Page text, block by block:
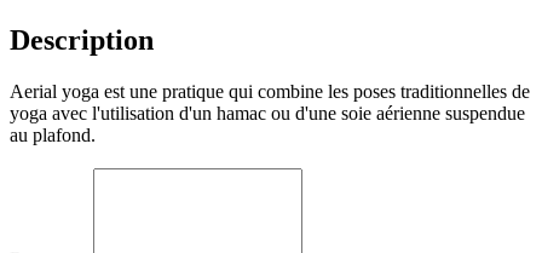
Description
Aerial yoga est une pratique qui combine les poses traditionnelles de
yoga avec l'utilisation d'un hamac ou d'une soie aérienne suspendue
au plafond.